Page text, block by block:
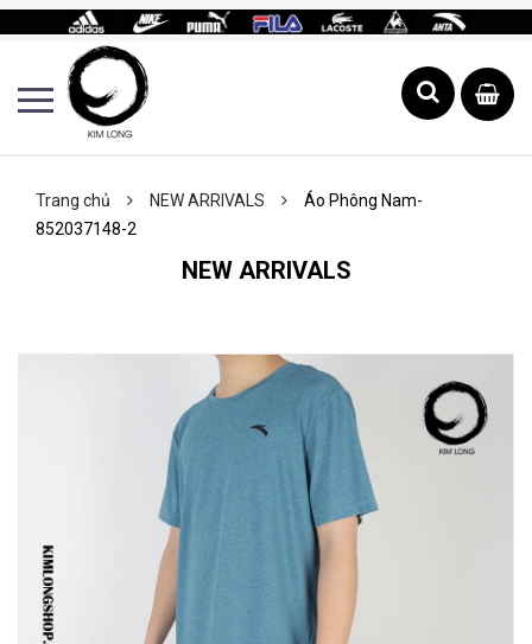
Trang chủ NEW ARRIVALS
Áo Phông Nam-
852037148-2
NEW ARRIVALS